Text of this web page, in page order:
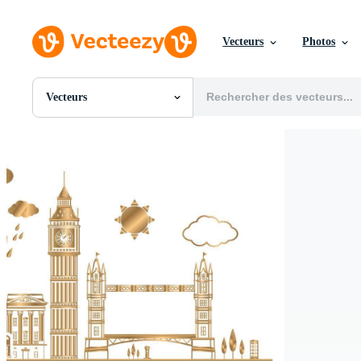
Vecteurs Photos
Vecteurs
Toutes Images
SVGs
Modèles
Vecteurs
Vidéos
Motion graphics
Images Éditoriales
Événements Éditoriaux